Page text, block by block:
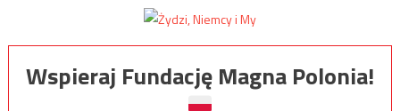
Wspieraj Fundację Magna Polonia!